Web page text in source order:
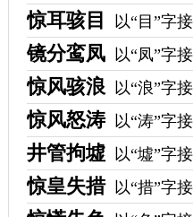
惊耳骇目 以“目”字
镜分鸾凤 以“凤”字
惊风骇浪 以“浪”字
惊风怒涛 以“涛”字
井管拘墟 以“墟”字
惊皇失措 以“措”字